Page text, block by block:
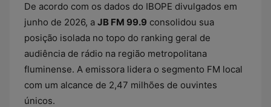
De acordo com os dados do IBOPE divulgados em
junho de 2026, a JB FM 99.9 consolidou sua
posição isolada no topo do ranking geral de
audiência de rádio na região metropolitana
fluminense. A emissora lidera o segmento FM local
com um alcance de 2,47 milhões de ouvintes
únicos.